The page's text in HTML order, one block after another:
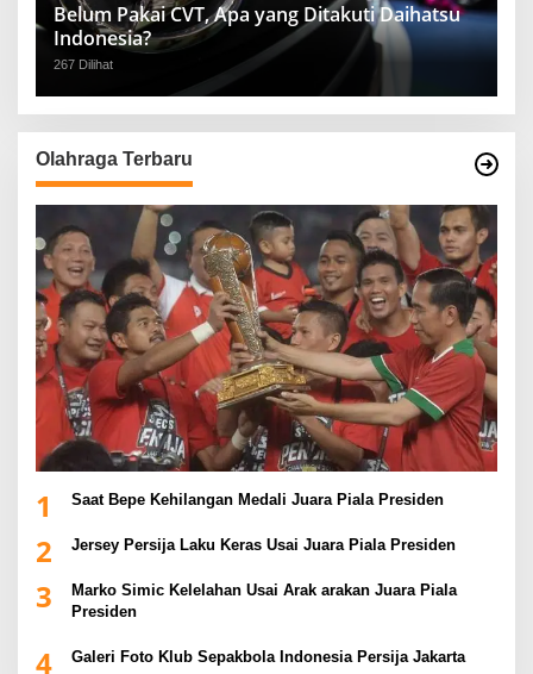
Belum Pakai CVT, Apa yang Ditakuti Daihatsu
Indonesia?
267 Dilihat
Olahraga Terbaru
1 Saat Bepe Kehilangan Medali Juara Piala Presiden
2 Jersey Persija Laku Keras Usai Juara Piala Presiden
3
Marko Simic Kelelahan Usai Arak arakan Juara Piala
Presiden
4 Galeri Foto Klub Sepakbola Indonesia Persija Jakarta